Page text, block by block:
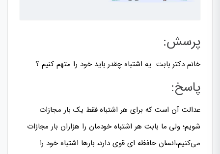
پرسش:
خانم دکتر بابت یه اشتباه چقدر باید خود را متهم کنیم ؟
پاسخ:
عدالت آن است که برای هر اشتباه فقط یک بار مجازات
شویم؛ ولی ما بابت هر اشتباه خودمان را هزاران بار مجازات
می‌کنیم،انسان حافظه ای قوی دارد، بارها اشتباه خود را